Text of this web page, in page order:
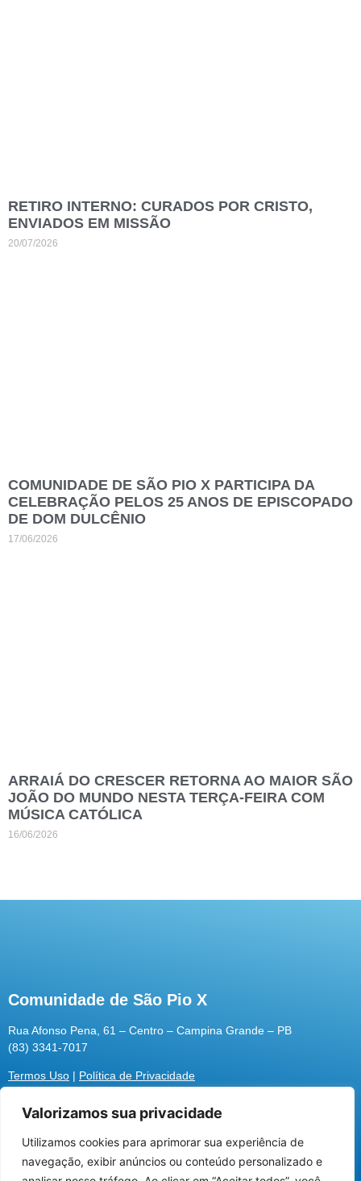
Utilizamos cookies para oferecer melhor
experiência, melhorar o desempenho, analisar
Valorizamos sua privacidade
Utilizamos cookies para aprimorar sua experiência de
navegação, exibir anúncios ou conteúdo personalizado e
RETIRO INTERNO: CURADOS POR CRISTO,
ENVIADOS EM MISSÃO
20/07/2026
COMUNIDADE DE SÃO PIO X PARTICIPA DA
CELEBRAÇÃO PELOS 25 ANOS DE EPISCOPADO
DE DOM DULCÊNIO
17/06/2026
ARRAIÁ DO CRESCER RETORNA AO MAIOR SÃO
JOÃO DO MUNDO NESTA TERÇA-FEIRA COM
MÚSICA CATÓLICA
16/06/2026
Comunidade de São Pio X
Rua Afonso Pena, 61 – Centro – Campina Grande – PB
(83) 3341-7017
Termos Uso | Política de Privacidade